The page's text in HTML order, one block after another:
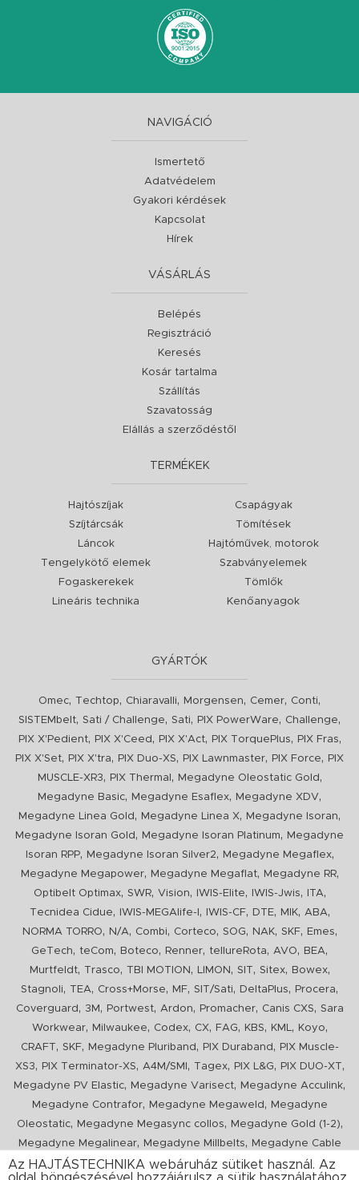
NAVIGÁCIÓ
Ismertető
Adatvédelem
Gyakori kérdések
Kapcsolat
Hírek
VÁSÁRLÁS
Belépés
Regisztráció
Keresés
Kosár tartalma
Szállítás
Szavatosság
Elállás a szerződéstől
TERMÉKEK
Hajtószíjak
Szíjtárcsák
Láncok
Tengelykötő elemek
Fogaskerekek
Lineáris technika
Csapágyak
Tömítések
Hajtóművek, motorok
Szabványelemek
Tömlők
Kenőanyagok
GYÁRTÓK
Omec, Techtop, Chiaravalli, Morgensen, Cemer, Conti,
SISTEMbelt, Sati / Challenge, Sati, PIX PowerWare, Challenge,
PIX X'Pedient, PIX X'Ceed , PIX X'Act, PIX TorquePlus, PIX Fras,
PIX X'Set, PIX X'tra, PIX Duo-XS, PIX Lawnmaster, PIX Force,
PIX
MUSCLE-XR3, PIX Thermal , Megadyne Oleostatic Gold ,
Megadyne Basic, Megadyne Esaflex, Megadyne XDV,
Megadyne Linea Gold , Megadyne Linea X, Megadyne Isoran,
Megadyne Isoran Gold , Megadyne Isoran Platinum,
Megadyne
Isoran RPP, Megadyne Isoran Silver2, Megadyne Megaflex,
Megadyne Megapower, Megadyne Megaflat, Megadyne RR,
Optibelt Optimax, SWR, Vision, IWIS-Elite, IWIS-Jwis, ITA,
Tecnidea Cidue, IWIS-MEGAlife-I , IWIS-CF, DTE, MIK, ABA,
NORMA TORRO, N/A, Combi, Corteco, SOG, NAK, SKF, Emes,
GeTech, teCom, Boteco, Renner, tellureRota, AVO, BEA,
Murtfeldt, Trasco, TBI MOTION , LIMON , SIT, Sitex, Bowex,
Stagnoli, TEA, Cross+Morse, MF, SIT/Sati, DeltaPlus, Procera,
Coverguard , 3M , Portwest, Ardon, Promacher, Canis CXS, Sara
Workwear, Milwaukee, Codex, CX, FAG, KBS, KML, Koyo,
CRAFT, SKF, Megadyne Pluriband , PIX Duraband ,
PIX Muscle-
XS3, PIX Terminator-XS, A4M/SMI , Tagex, PIX L&G, PIX DUO-XT,
Megadyne PV Elastic, Megadyne Varisect, Megadyne Acculink,
Megadyne Contrafor, Megadyne Megaweld ,
Megadyne
Oleostatic, Megadyne Megasync collos, Megadyne Gold (1-2),
Megadyne Megalinear, Megadyne Millbelts,
Megadyne Cable
Pull, PIX X'Ceed,Megadyne Pull Down, Optibelt VB,Mitsuboshi
Az HAJTÁSTECHNIKA webáruház sütiket használ. Az